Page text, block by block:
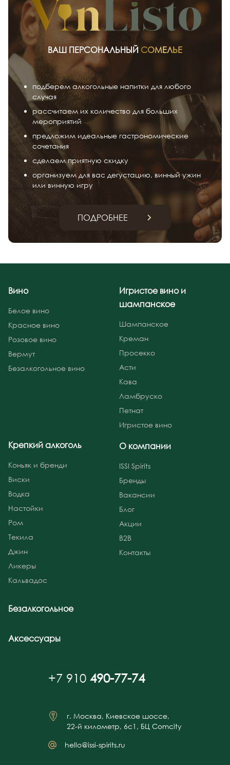
ВАШ ПЕРСОНАЛЬНЫЙ СОМЕЛЬЕ
подберем алкогольные напитки для любого
случая
рассчитаем их количество для больших
мероприятий
предложим идеальные гастрономические
сочетания
сделаем приятную скидку
организуем для вас дегустацию, винный ужин
или винную игру
ПОДРОБНЕЕ
Вино
Белое вино
Красное вино
Розовое вино
Вермут
Безалкогольное вино
Игристое вино и
шампанское
Шампанское
Креман
Просекко
Асти
Кава
Ламбруско
Петнат
Игристое вино
Крепкий алкоголь
Коньяк и бренди
Виски
Водка
Настойки
Ром
Текила
Джин
Ликеры
Кальвадос
Безалкогольное
Аксессуары
О компании
ISSI Spirits
Бренды
Вакансии
Блог
Акции
B2B
Контакты
+7 910 490-77-74
г. Москва, Киевское шоссе,
22-й километр, 6с1, БЦ Comcity
hello@issi-spirits.ru